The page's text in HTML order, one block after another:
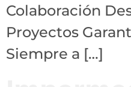
Colaboración
Proyectos
Siempre a […]